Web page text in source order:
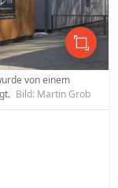
von einem
Bild: Martin Grob